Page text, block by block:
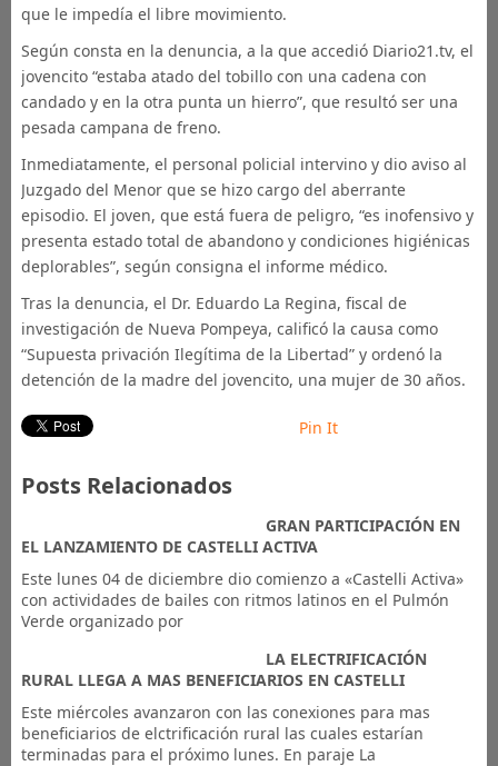
que le impedía el libre movimiento.
Según consta en la denuncia, a la que accedió Diario21.tv, el
jovencito “estaba atado del tobillo con una cadena con
candado y en la otra punta un hierro”, que resultó ser una
pesada campana de freno.
Inmediatamente, el personal policial intervino y dio aviso al
Juzgado del Menor que se hizo cargo del aberrante
episodio. El joven, que está fuera de peligro, “es inofensivo y
presenta estado total de abandono y condiciones higiénicas
deplorables”, según consigna el informe médico.
Tras la denuncia, el Dr. Eduardo La Regina, fiscal de
investigación de Nueva Pompeya, calificó la causa como
“Supuesta privación Ilegítima de la Libertad” y ordenó la
detención de la madre del jovencito, una mujer de 30 años.
Pin It
Posts Relacionados
GRAN PARTICIPACIÓN EN
EL LANZAMIENTO DE CASTELLI ACTIVA
Este lunes 04 de diciembre dio comienzo a «Castelli Activa»
con actividades de bailes con ritmos latinos en el Pulmón
Verde organizado por
LA ELECTRIFICACIÓN
RURAL LLEGA A MAS BENEFICIARIOS EN CASTELLI
Este miércoles avanzaron con las conexiones para mas
beneficiarios de elctrificación rural las cuales estarían
terminadas para el próximo lunes. En paraje La